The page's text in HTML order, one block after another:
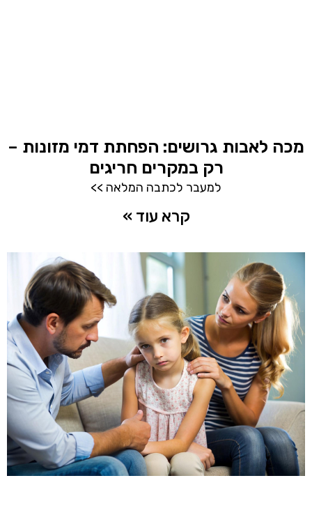
מכה לאבות גרושים: הפחתת דמי מזונות –
רק במקרים חריגים
למעבר לכתבה המלאה >>
קרא עוד »